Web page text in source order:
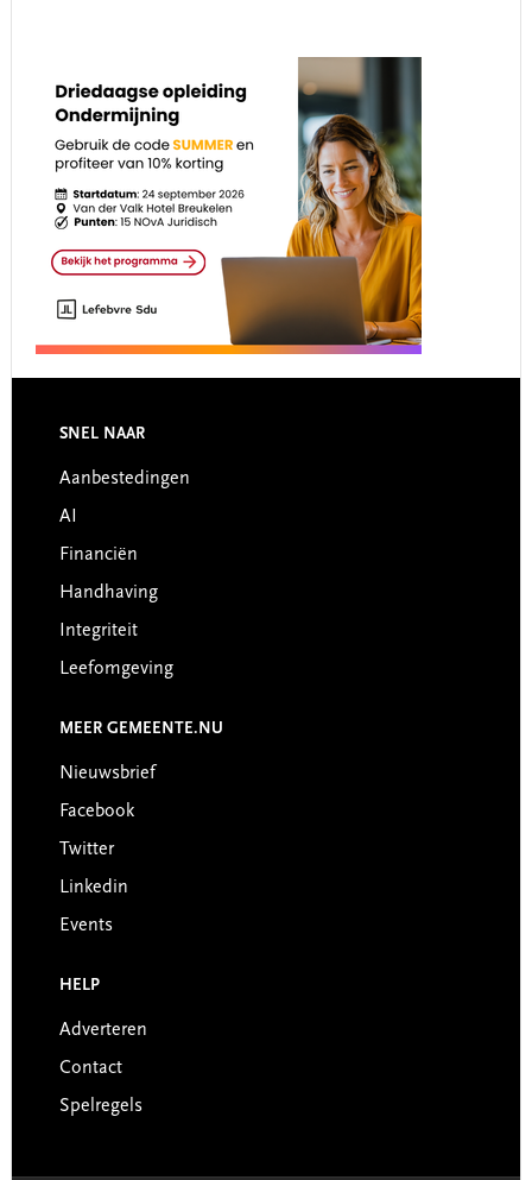
Footer
SNEL NAAR
Aanbestedingen
AI
Financiën
Handhaving
Integriteit
Leefomgeving
MEER GEMEENTE.NU
Nieuwsbrief
Facebook
Twitter
Linkedin
Events
HELP
Adverteren
Contact
Spelregels